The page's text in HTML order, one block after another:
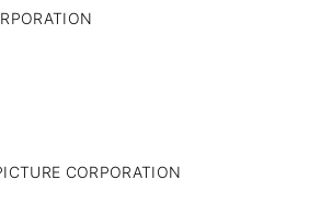
CORPORATION